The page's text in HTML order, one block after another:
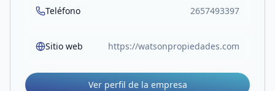
Teléfono 2657493397
Sitio web https://watsonpropiedades.com
Ver perfil de la empresa